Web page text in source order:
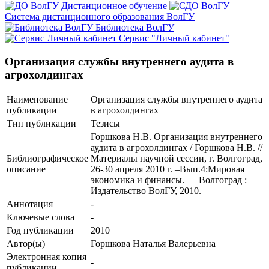
Дистанционное обучение
Система дистанционного образования ВолГУ
Библиотека ВолГУ
Сервис "Личный кабинет"
Организация службы внутреннего аудита в
агрохолдингах
Наименование
публикации
Организация службы внутреннего аудита
в агрохолдингах
Тип публикации
Тезисы
Библиографическое
описание
Горшкова Н.В. Организация внутреннего
аудита в агрохолдингах / Горшкова Н.В. //
Материалы научной сессии, г. Волгоград,
26-30 апреля 2010 г. –Вып.4:Мировая
экономика и финансы. — Волгоград :
Издательство ВолГУ, 2010.
Аннотация
-
Ключевые cлова
-
Год публикации
2010
Автор(ы)
Горшкова Наталья Валерьевна
Электронная копия
-